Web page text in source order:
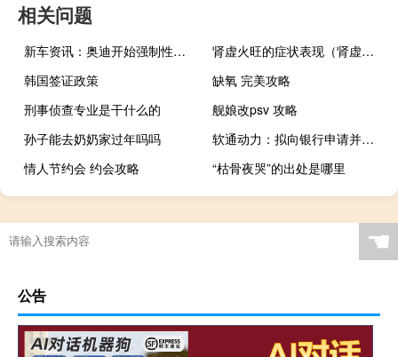
相关问题
新车资讯：奥迪开始强制性召回德国151000辆柴油汽车
肾虚火旺的症状表现（肾虚火旺的症状有哪些）
韩国签证政策
缺氧 完美攻略
刑事侦查专业是干什么的
舰娘改psv 攻略
孙子能去奶奶家过年吗吗
软通动力：拟向银行申请并购贷款 用于收购同方计算机有限公司100%股权等
情人节约会 约会攻略
“枯骨夜哭”的出处是哪里
☚
公告